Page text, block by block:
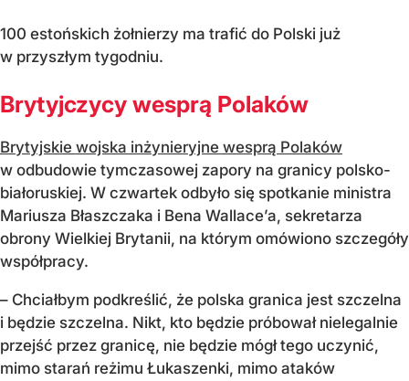
100 estońskich żołnierzy ma trafić do Polski już
w przyszłym tygodniu.
Brytyjczycy wesprą Polaków
Brytyjskie wojska inżynieryjne wesprą Polaków
w odbudowie tymczasowej zapory na granicy polsko-
białoruskiej. W czwartek odbyło się spotkanie ministra
Mariusza Błaszczaka i Bena Wallace’a, sekretarza
obrony Wielkiej Brytanii, na którym omówiono szczegóły
współpracy.
– Chciałbym podkreślić, że polska granica jest szczelna
i będzie szczelna. Nikt, kto będzie próbował nielegalnie
przejść przez granicę, nie będzie mógł tego uczynić,
mimo starań reżimu Łukaszenki, mimo ataków